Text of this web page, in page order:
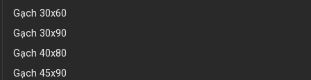
Gạch 30x60
Gạch 30x90
Gạch 40x80
Gạch 45x90